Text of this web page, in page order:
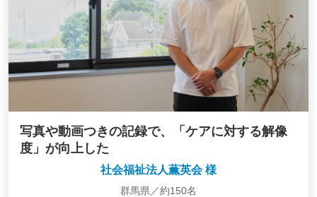
写真や動画つきの記録で、「ケアに対する解像
度」が向上した
社会福祉法人薫英会 様
群馬県／約150名